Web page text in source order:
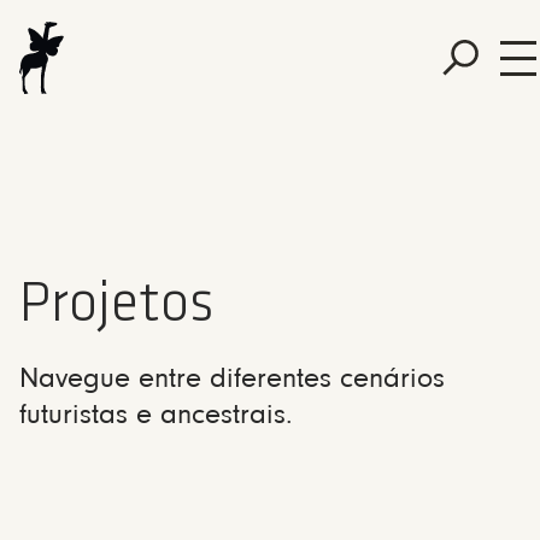
Projetos
Navegue entre diferentes cenários
futuristas e ancestrais.